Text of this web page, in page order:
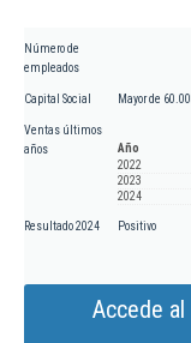
Número de
empleados
Capital Social Mayor de
Ventas últimos
años
Año
2022
2023
2024
Resultado 2024 Positivo
Accede